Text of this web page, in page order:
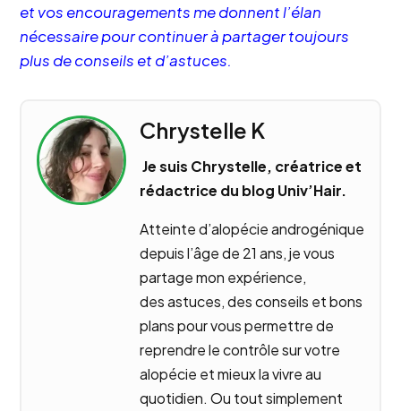
et vos encouragements me donnent l’élan
nécessaire pour continuer à partager toujours
plus de conseils et d’astuces.
Chrystelle K
Je suis Chrystelle, créatrice et
rédactrice du blog Univ’Hair.
Atteinte d’alopécie androgénique
depuis l’âge de 21 ans, je vous
partage mon expérience,
des astuces, des conseils et bons
plans pour vous permettre de
reprendre le contrôle sur votre
alopécie et mieux la vivre au
quotidien. Ou tout simplement